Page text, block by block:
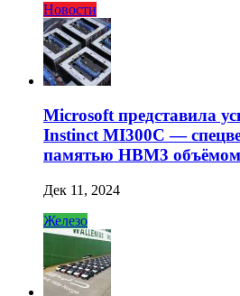
Новости
Microsoft представила
Instinct MI300C —
памятью HBM3
Дек 11, 2024
Железо